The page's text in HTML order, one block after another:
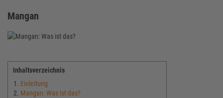
Mangan
Inhaltsverzeichnis
Einleitung
Mangan: Was ist das?